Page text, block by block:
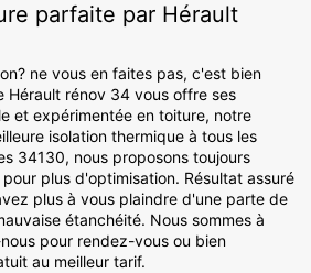
parfaite par Hérault
ne vous en faites pas, c'est bien
Hérault rénov 34 vous offre ses
et expérimentée en toiture, notre
isolation thermique à tous les
34130, nous proposons toujours
plus d'optimisation. Résultat assuré
plus à vous plaindre d'une parte de
étanchéité. Nous sommes à
pour rendez-vous ou bien
au meilleur tarif.